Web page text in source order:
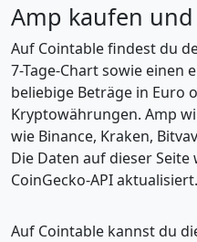
Amp kaufen
Auf Cointable findest du
7-Tage-Chart sowie einen
beliebige Beträge in Euro
Kryptowährungen. Amp
wie Binance, Kraken,
Die Daten auf dieser
CoinGecko-API aktualisiert.
Auf Cointable kannst du